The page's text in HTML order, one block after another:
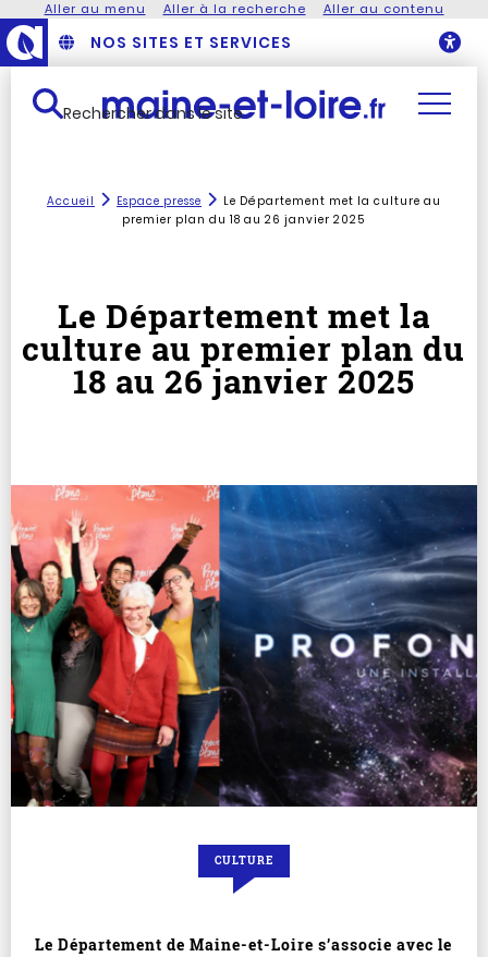
Aller au menu Aller à la recherche Aller au contenu
NOS SITES ET SERVICES
Rechercher dans le site
Accueil Espace presse
Le Département met la culture au
premier plan du 18 au 26 janvier 2025
Le Département met la
culture au premier plan du
18 au 26 janvier 2025
CULTURE
Le Département de Maine-et-Loire s’associe avec le